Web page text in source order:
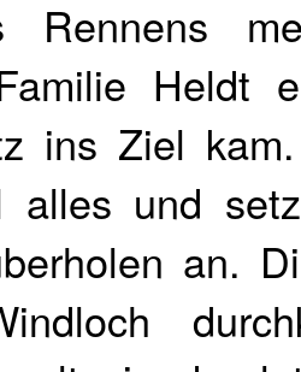
Rennens
Heldt
ins Ziel
alles und
an.